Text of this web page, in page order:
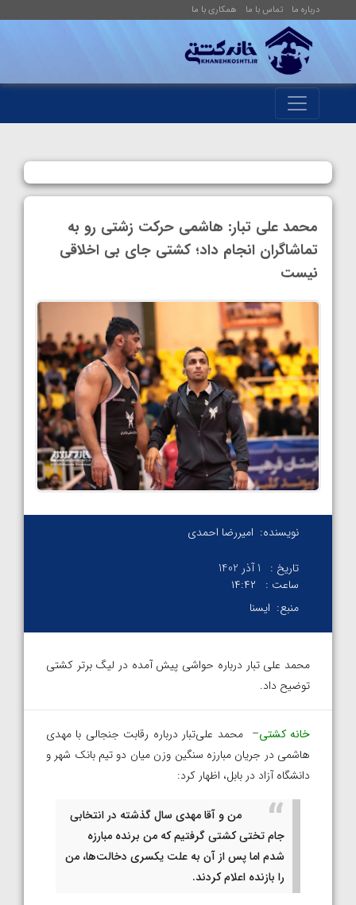
درباره ما تماس با ما همکاری با ما
محمد علی تبار: هاشمی حرکت زشتی رو به
تماشاگران انجام داد؛ کشتی جای بی اخلاقی
نیست
نویسنده: امیررضا احمدی
تاریخ :
1 آذر 1402
ساعت :
۱۴:۴۲
منبع: ایسنا
محمد علی تبار درباره حواشی پیش آمده در لیگ برتر کشتی
توضیح داد.
خانه کشتی– محمد علی‌تبار درباره رقابت جنجالی با مهدی
هاشمی در جریان مبارزه سنگین وزن میان دو تیم بانک شهر و
دانشگاه آزاد در بابل، اظهار کرد:
من و آقا مهدی سال گذشته در انتخابی
جام تختی کشتی گرفتیم که من برنده مبارزه
شدم اما پس از آن به علت یکسری دخالت‌ها، من
را بازنده اعلام کردند.